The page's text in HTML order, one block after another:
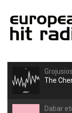
The
Dabar